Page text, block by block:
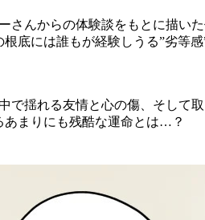
さんからの体験談をもとに描い
底には誰もが経験しうる”劣等感
で揺れる友情と心の傷、そして
あまりにも残酷な運命とは…？